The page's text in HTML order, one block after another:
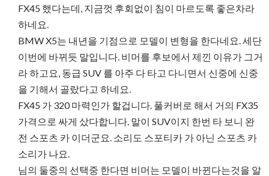
FX45 했다는데, 지금껏 후회없이 침이 마르도록 좋은차라
하네요.
BMW X5는 내년을 기점으로 모델이 변형을 한다네요. 세단
이번에 바뀌듯 말입니다. 비머를 후보에서 제낀 이유가 그거
라 하고요, 동급 SUV 를 아주 다 타고 다니면서 신중에 신중
을 기해서 골랐다고 하네요.
FX45 가 320 마력인가 할겁니다. 풀커버로 해서 거의 FX35
가격으로 싸게 샀다합니다. 말이 SUV이지 한번 타 보니 완
전 스포츠 카 이더군요. 소리도 스포티카 가 아닌 스포츠 카
소리가 나요.
님의 둘중의 선택중 한다면 비머는 모델이 바뀐다는것을 알